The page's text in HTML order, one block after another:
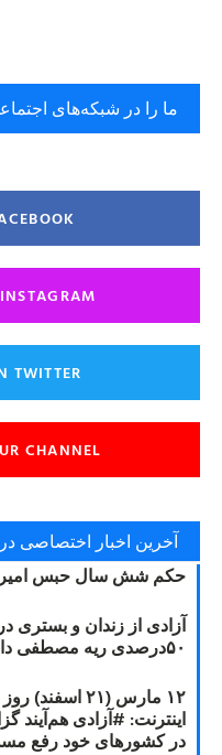
ما را در شبکه‌های
TWITTER
CHANNEL
آخرین اخبار اختصاصی
حکم شش سال حبس
آزادی از زندان و بستری
۵۰درصدی ریه مصطفی دانشجو
۱۲ مارس (۲۱
در کشورهای خود رفع